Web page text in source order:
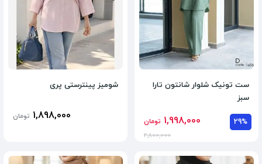
ست تونیک شلوار شانتون تارا
سبز
29%
1,998,000 تومان
2,800,000
شومیز پینترستی پری
1,898,000 تومان